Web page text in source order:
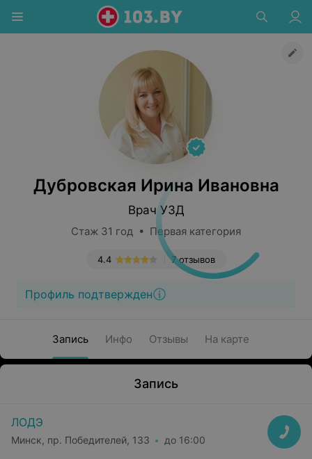
Дубровская Ирина Ивановна
Врач УЗД
Стаж 31 год • Первая категория
7 отзывов
4.4
Профиль подтвержден
Запись Инфо Отзывы На карте
Запись
ЛОДЭ
Минск, пр. Победителей, 133 до 16:00